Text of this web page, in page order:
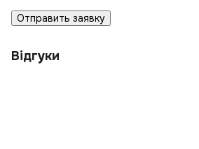
Отправить заявку
Відгуки